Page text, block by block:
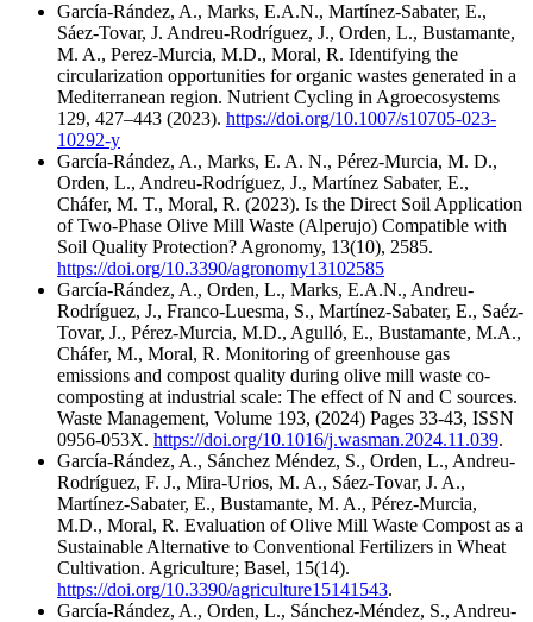
García-Rández, A., Marks, E.A.N., Martínez-Sabater, E.,
Sáez-Tovar, J. Andreu-Rodríguez, J., Orden, L., Bustamante,
M. A., Perez-Murcia, M.D., Moral, R. Identifying the
circularization opportunities for organic wastes generated in a
Mediterranean region. Nutrient Cycling in Agroecosystems
129, 427–443 (2023). https://doi.org/10.1007/s10705-023-
10292-y
García-Rández, A., Marks, E. A. N., Pérez-Murcia, M. D.,
Orden, L., Andreu-Rodríguez, J., Martínez Sabater, E.,
Cháfer, M. T., Moral, R. (2023). Is the Direct Soil Application
of Two-Phase Olive Mill Waste (Alperujo) Compatible with
Soil Quality Protection? Agronomy, 13(10), 2585.
https://doi.org/10.3390/agronomy13102585
García-Rández, A., Orden, L., Marks, E.A.N., Andreu-
Rodríguez, J., Franco-Luesma, S., Martínez-Sabater, E., Saéz-
Tovar, J., Pérez-Murcia, M.D., Agulló, E., Bustamante, M.A.,
Cháfer, M., Moral, R. Monitoring of greenhouse gas
emissions and compost quality during olive mill waste co-
composting at industrial scale: The effect of N and C sources.
Waste Management, Volume 193, (2024) Pages 33-43, ISSN
0956-053X. https://doi.org/10.1016/j.wasman.2024.11.039.
García-Rández, A., Sánchez Méndez, S., Orden, L., Andreu-
Rodríguez, F. J., Mira-Urios, M. A., Sáez-Tovar, J. A.,
Martínez-Sabater, E., Bustamante, M. A., Pérez-Murcia,
M.D., Moral, R. Evaluation of Olive Mill Waste Compost as a
Sustainable Alternative to Conventional Fertilizers in Wheat
Cultivation. Agriculture; Basel, 15(14).
https://doi.org/10.3390/agriculture15141543.
García-Rández, A., Orden, L., Sánchez-Méndez, S., Andreu-